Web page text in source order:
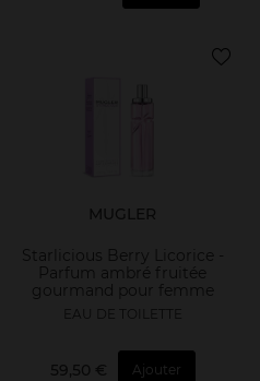
MUGLER
Starlicious Berry Licorice -
Parfum ambré fruitée
gourmand pour femme
EAU DE TOILETTE
59,50 € Ajouter